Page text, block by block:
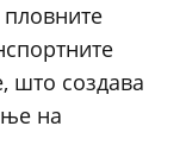
што создава
на